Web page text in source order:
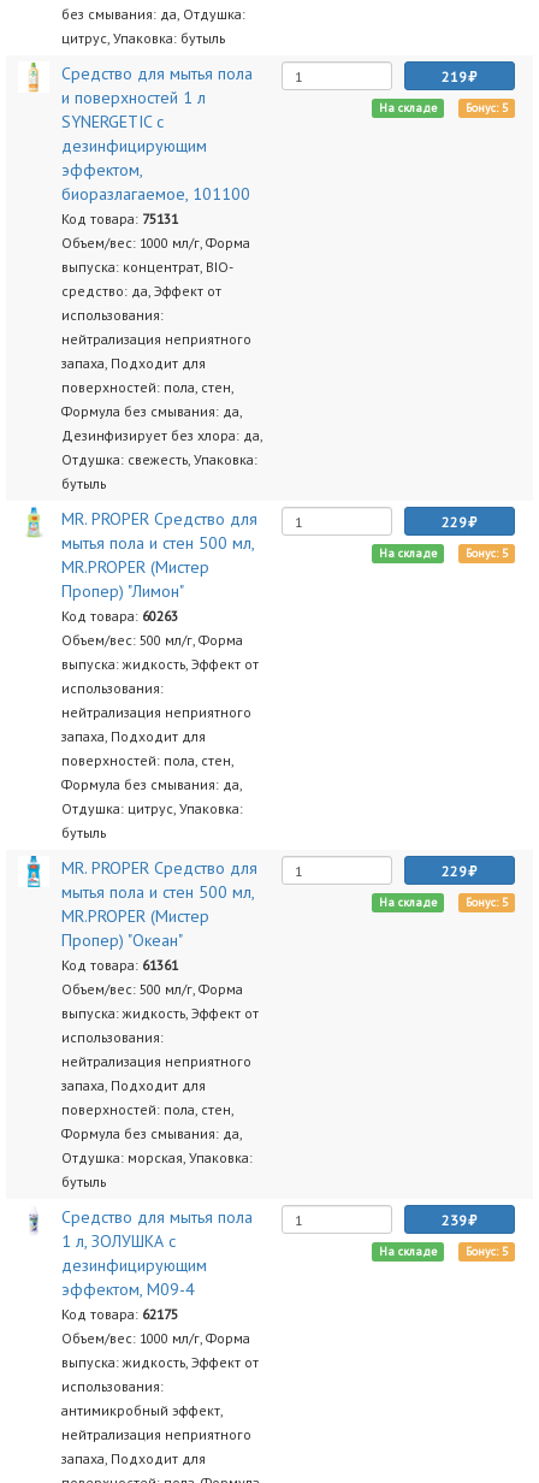
без смывания: да, Отдушка:
цитрус, Упаковка: бутыль
Средство для мытья пола
и поверхностей 1 л
SYNERGETIC c
дезинфицирующим
эффектом,
биоразлагаемое, 101100
Код товара: 75131
Объем/вес: 1000 мл/г, Форма
выпуска: концентрат, BIO-
средство: да, Эффект от
использования:
нейтрализация неприятного
запаха, Подходит для
поверхностей: пола, стен,
Формула без смывания: да,
Дезинфизирует без хлора: да,
Отдушка: свежесть, Упаковка:
бутыль
219
На складе Бонус: 5
MR. PROPER Средство для
мытья пола и стен 500 мл,
MR.PROPER (Мистер
Пропер) "Лимон"
Код товара: 60263
Объем/вес: 500 мл/г, Форма
выпуска: жидкость, Эффект от
использования:
нейтрализация неприятного
запаха, Подходит для
поверхностей: пола, стен,
Формула без смывания: да,
Отдушка: цитрус, Упаковка:
бутыль
229
На складе Бонус: 5
MR. PROPER Средство для
мытья пола и стен 500 мл,
MR.PROPER (Мистер
Пропер) "Океан"
Код товара: 61361
Объем/вес: 500 мл/г, Форма
выпуска: жидкость, Эффект от
использования:
нейтрализация неприятного
запаха, Подходит для
поверхностей: пола, стен,
Формула без смывания: да,
Отдушка: морская, Упаковка:
бутыль
229
На складе Бонус: 5
Средство для мытья пола
1 л, ЗОЛУШКА с
дезинфицирующим
эффектом, М09-4
Код товара: 62175
Объем/вес: 1000 мл/г, Форма
выпуска: жидкость, Эффект от
использования:
антимикробный эффект,
нейтрализация неприятного
запаха, Подходит для
239
На складе Бонус: 5